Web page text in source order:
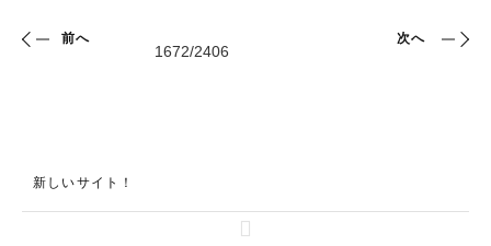
前へ 次へ
新しいサイト！